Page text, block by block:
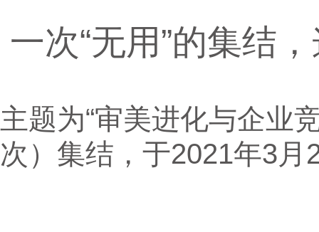
一次“无用”的集结
主题为“审美进化与企业
次）集结，于2021年3